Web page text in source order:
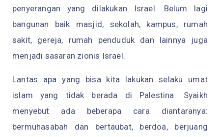
penyerangan yang dilakukan Israel. Belum lagi
bangunan baik masjid, sekolah, kampus, rumah
sakit, gereja, rumah penduduk dan lainnya juga
menjadi sasaran zionis Israel.
Lantas apa yang bisa kita lakukan selaku umat
islam yang tidak berada di Palestina. Syaikh
menyebut ada beberapa cara diantaranya:
bermuhasabah dan bertaubat, berdoa, berjuang